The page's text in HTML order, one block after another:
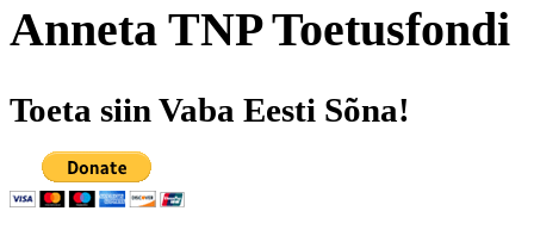
Anneta TNP Toetusfondi
Toeta siin Vaba Eesti Sõna!